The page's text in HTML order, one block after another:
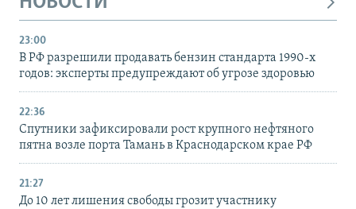
23:00
В РФ разрешили продавать бензин стандарта 1990-х
годов: эксперты предупреждают об угрозе здоровью
22:36
Спутники зафиксировали рост крупного нефтяного
пятна возле порта Тамань в Краснодарском крае РФ
21:27
До 10 лет лишения свободы грозит участнику